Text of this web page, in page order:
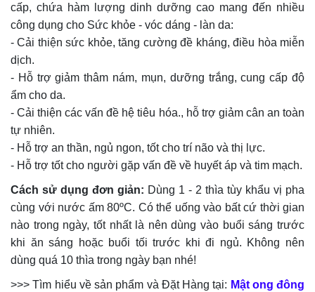
cấp, chứa hàm lượng dinh dưỡng cao mang đến nhiều
công dụng cho Sức khỏe - vóc dáng - làn da:
- Cải thiện sức khỏe, tăng cường đề kháng, điều hòa miễn
dịch.
- Hỗ trợ giảm thâm nám, mụn, dưỡng trắng, cung cấp độ
ẩm cho da.
- Cải thiện các vấn đề hệ tiêu hóa., hỗ trợ giảm cân an toàn
tự nhiên.
- Hỗ trợ an thần, ngủ ngon, tốt cho trí não và thị lực.
- Hỗ trợ tốt cho người gặp vấn đề về huyết áp và tim mạch.
Cách sử dụng đơn giản: Dùng 1 - 2 thìa tùy khẩu vị pha
cùng với nước ấm 80ºC. Có thể uống vào bất cứ thời gian
nào trong ngày, tốt nhất là nên dùng vào buổi sáng trước
khi ăn sáng hoặc buổi tối trước khi đi ngủ. Không nên
dùng quá 10 thìa trong ngày bạn nhé!
>>> Tìm hiểu về sản phẩm và Đặt Hàng tại: Mật ong đông